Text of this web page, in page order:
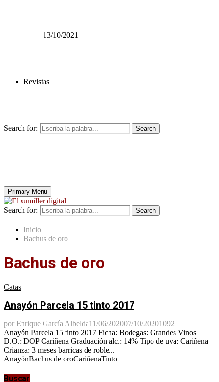
13/10/2021
Revistas
Search for: Search
Primary Menu
Search for: Search
Inicio
Bachus de oro
Bachus de oro
Catas
Anayón Parcela 15 tinto 2017
por Enrique García Albelda11/06/202007/10/20201092
Anayón Parcela 15 tinto 2017 Ficha: Bodegas: Grandes Vinos
D.O.: DOP Cariñena Graduación alc.: 14% Tipo de uva: Cariñena
Crianza: 3 meses barricas de roble...
AnayónBachus de oroCariñenaTinto
Buscar